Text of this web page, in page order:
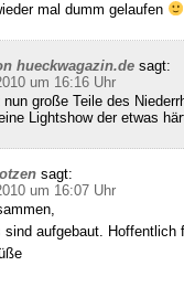
mal dumm gelaufen
hueckwagazin.de sagt:
um 16:16 Uhr
nun große Teile des
Lightshow der etwas
sagt:
um 16:07 Uhr
sind aufgebaut.